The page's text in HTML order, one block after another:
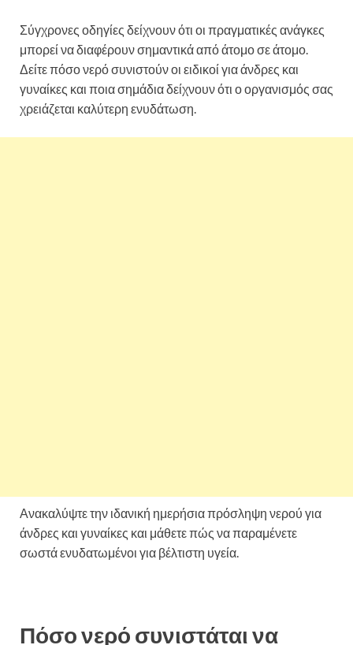
Σύγχρονες οδηγίες δείχνουν ότι οι πραγματικές ανάγκες
μπορεί να διαφέρουν σημαντικά από άτομο σε άτομο.
Δείτε πόσο νερό συνιστούν οι ειδικοί για άνδρες και
γυναίκες και ποια σημάδια δείχνουν ότι ο οργανισμός σας
χρειάζεται καλύτερη ενυδάτωση.
Ανακαλύψτε την ιδανική ημερήσια πρόσληψη νερού για
άνδρες και γυναίκες και μάθετε πώς να παραμένετε
σωστά ενυδατωμένοι για βέλτιστη υγεία.
Πόσο νερό συνιστάται να